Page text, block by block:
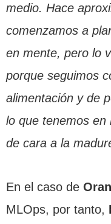
medio. Hace
comenzamos a
en mente, pero lo
porque seguimos
alimentación y de
lo que tenemos en
de cara a la
En el caso de
MLOps, por tanto,